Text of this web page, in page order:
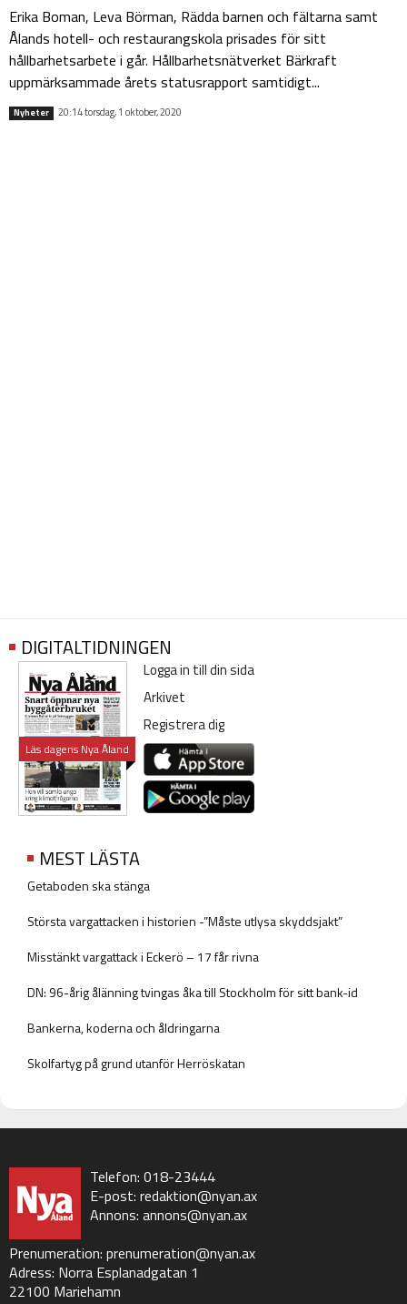
Erika Boman, Leva Börman, Rädda barnen och fältarna samt
Ålands hotell- och restaurangskola prisades för sitt
hållbarhetsarbete i går. Hållbarhetsnätverket Bärkraft
uppmärksammade årets statusrapport samtidigt...
Nyheter 20:14 torsdag, 1 oktober, 2020
DIGITALTIDNINGEN
Läs dagens Nya Åland
Logga in till din sida
Arkivet
Registrera dig
MEST LÄSTA
Getaboden ska stänga
Största vargattacken i historien -”Måste utlysa skyddsjakt”
Misstänkt vargattack i Eckerö – 17 får rivna
DN: 96-årig ålänning tvingas åka till Stockholm för sitt bank-id
Bankerna, koderna och åldringarna
Skolfartyg på grund utanför Herröskatan
Telefon: 018-23444
E-post: redaktion@nyan.ax
Annons: annons@nyan.ax
Prenumeration: prenumeration@nyan.ax
Adress: Norra Esplanadgatan 1
22100 Mariehamn